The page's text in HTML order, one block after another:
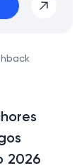
2026